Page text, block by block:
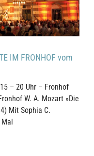
IM FRONHOF vom
– 20 Uhr – Fronhof
W. A. Mozart »Die
Mit Sophia C.